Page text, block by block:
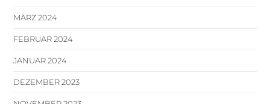
MÄRZ 2024
FEBRUAR 2024
JANUAR 2024
DEZEMBER 2023